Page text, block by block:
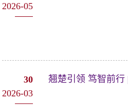
2026-05
30
2026-03